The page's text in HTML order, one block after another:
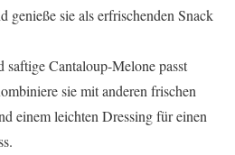
genieße sie als erfrischenden Snack
saftige Cantaloup-Melone passt
sie mit anderen frischen
einem leichten Dressing für einen